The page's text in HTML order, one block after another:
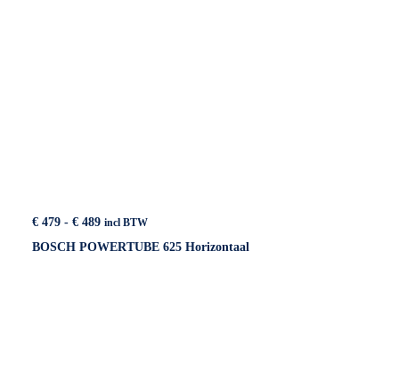
€ 479 - € 489Prijsklasse:
tot
incl BTW
BOSCH POWERTUBE 625 Horizontaal